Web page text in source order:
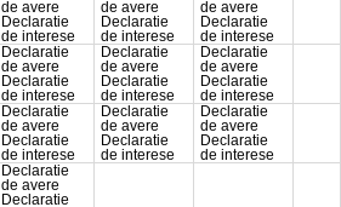
de avere
Declaratie
de interese
de avere
Declaratie
de interese
de avere
Declaratie
de interese
Declaratie
de avere
Declaratie
de interese
Declaratie
de avere
Declaratie
de interese
Declaratie
de avere
Declaratie
de interese
Declaratie
de avere
Declaratie
de interese
Declaratie
de avere
Declaratie
de interese
Declaratie
de avere
Declaratie
de interese
Declaratie
de avere
Declaratie